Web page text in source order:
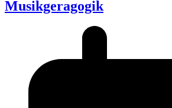
Musikgeragogik